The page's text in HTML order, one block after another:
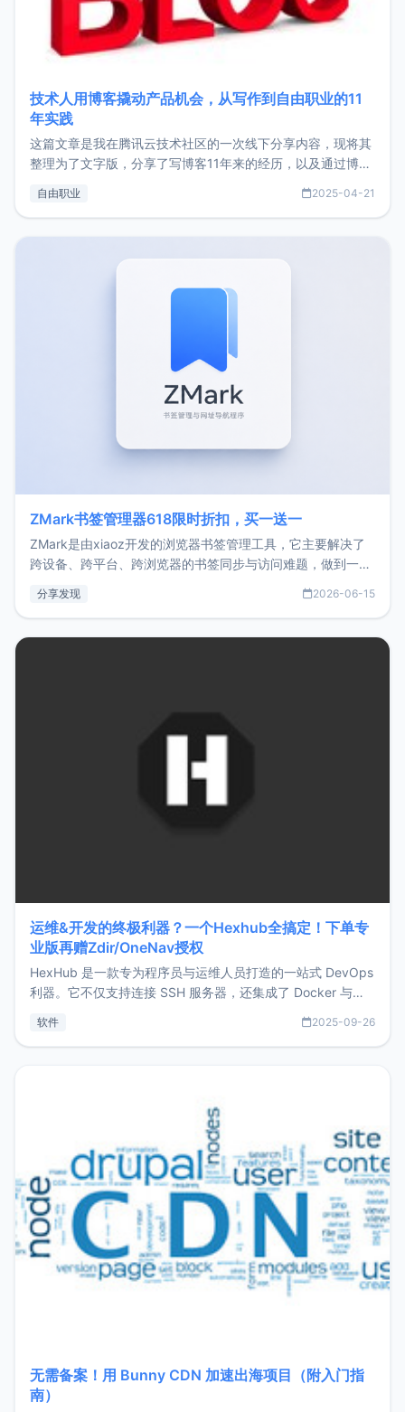
技术人用博客撬动产品机会，从写作到自由职业的11
年实践
这篇文章是我在腾讯云技术社区的一次线下分享内容，现将其
整理为了文字版，分享了写博客11年来的经历，以及通过博客
了我的首个产品ImgURL的真实数据和产品现状。自我介绍大
自由职业 2025-04-21
ZMark书签管理器618限时折扣，买一送一
ZMark是由xiaoz开发的浏览器书签管理工具，它主要解决了
跨设备、跨平台、跨浏览器的书签同步与访问难题，做到一处
用，让管理更高效。ZMark官网地址：
分享发现 2026-06-15
运维&开发的终极利器？一个Hexhub全搞定！下单专
业版再赠Zdir/OneNav授权
HexHub 是一款专为程序员与运维人员打造的一站式 DevOps
利器。它不仅支持连接 SSH 服务器，还集成了 Docker 与常
件间频繁切换，仅凭 HexHub 即可同时搞定运维与数据库操
软件 2025-09-26
无需备案！用 Bunny CDN 加速出海项目（附入门指
南）